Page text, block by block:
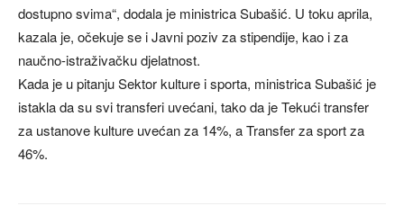
dostupno svima“, dodala je ministrica Subašić. U toku aprila,
kazala je, očekuje se i Javni poziv za stipendije, kao i za
naučno-istraživačku djelatnost.
Kada je u pitanju Sektor kulture i sporta, ministrica Subašić je
istakla da su svi transferi uvećani, tako da je Tekući transfer
za ustanove kulture uvećan za 14%, a Transfer za sport za
46%.